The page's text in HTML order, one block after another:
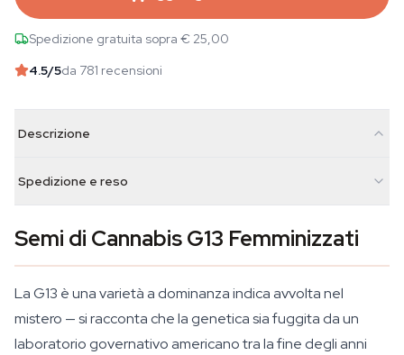
Spedizione gratuita sopra € 25,00
4.5/5da 781 recensioni
Descrizione
Spedizione e reso
Semi di Cannabis G13 Femminizzati
La G13 è una varietà a dominanza indica avvolta nel
mistero — si racconta che la genetica sia fuggita da un
laboratorio governativo americano tra la fine degli anni